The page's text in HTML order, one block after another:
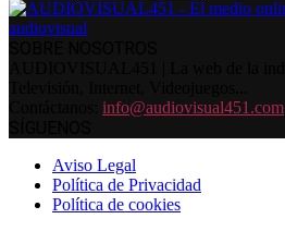
info@audiovisual451.com
Aviso Legal
Política de Privacidad
Política de cookies